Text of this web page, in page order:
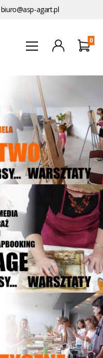
biuro@asp-agart.pl
0